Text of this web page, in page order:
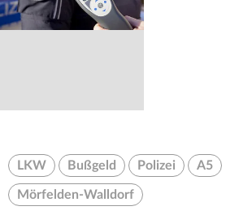
LKW Bußgeld Polizei A5
Mörfelden-Walldorf